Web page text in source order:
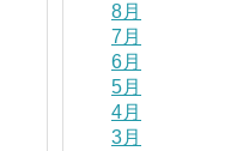
8月
7月
6月
5月
4月
3月